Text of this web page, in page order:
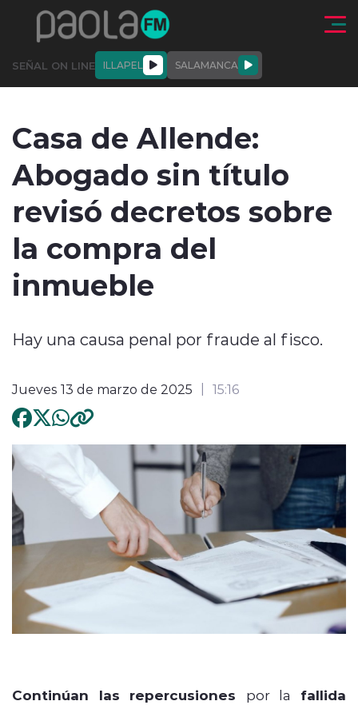
Click acá para ir directamente al contenido
SEÑAL ON LINE ILLAPEL SALAMANCA
modo claro
Casa de Allende:
Abogado sin título
revisó decretos sobre
la compra del
inmueble
Hay una causa penal por fraude al fisco.
Jueves 13 de marzo de 2025 15:16
Continúan las repercusiones por la fallida